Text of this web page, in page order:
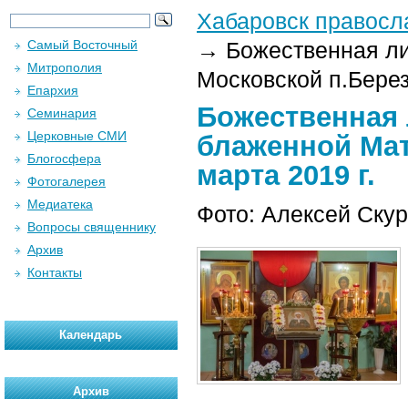
Хабаровск
→ Божественная
Московской
Божественная
блаженной
марта 2019 г.
Фото: Алексей
Самый Восточный
Митрополия
Епархия
Семинария
Церковные СМИ
Блогосфера
Фотогалерея
Медиатека
Вопросы священнику
Архив
Контакты
Календарь
Архив